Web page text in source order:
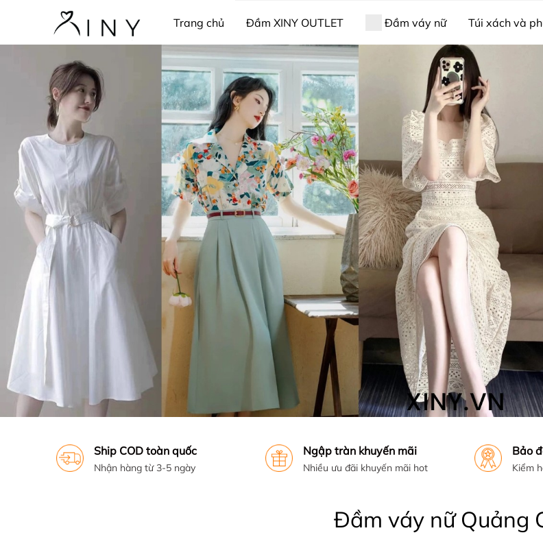
Trang chủ Đầm XINY OUTLET Đầm váy nữ Túi xách và
Thời trang công sở Pijama & bộ ngủ Nữ trang Giới thiệu về Xiny
Ship COD toàn quốc
Nhận hàng từ 3-5 ngày
Ngập tràn khuyến mãi
Nhiều ưu đãi khuyến mãi hot
Bảo
Kiểm
Đầm váy nữ Quảng